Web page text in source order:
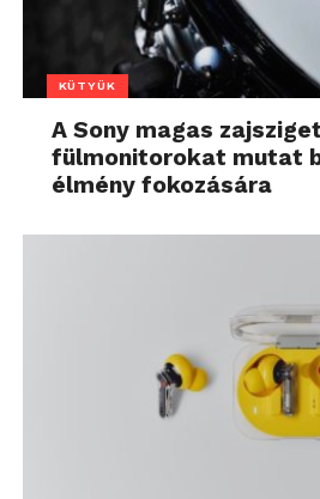
KÜTYÜK
A Sony magas
fülmonitorokat mutat
élmény fokozására